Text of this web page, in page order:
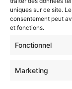
uniques sur ce site.
consentement peut
et fonctions.
Fonctionnel
Marketing
L’IA dans
simple charte
Protégé : AI
CONTACTEZ-NOUS